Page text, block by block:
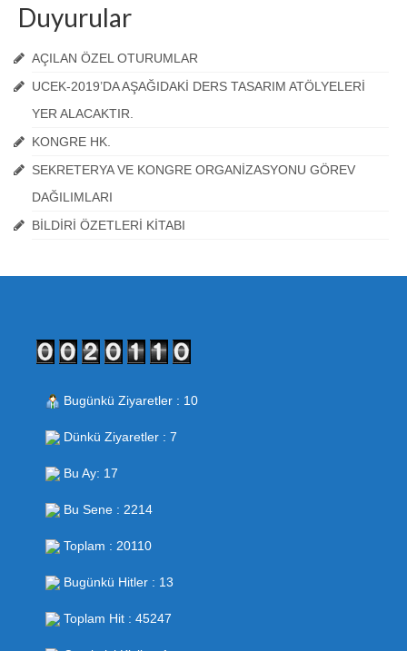
Duyurular
AÇILAN ÖZEL OTURUMLAR
UCEK-2019’DA AŞAĞIDAKİ DERS TASARIM ATÖLYELERİ
YER ALACAKTIR.
KONGRE HK.
SEKRETERYA VE KONGRE ORGANİZASYONU GÖREV
DAĞILIMLARI
BİLDİRİ ÖZETLERİ KİTABI
Bugünkü Ziyaretler : 10
Dünkü Ziyaretler : 7
Bu Ay: 17
Bu Sene : 2214
Toplam : 20110
Bugünkü Hitler : 13
Toplam Hit : 45247